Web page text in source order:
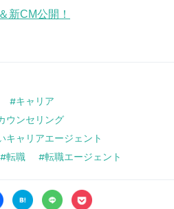
新CM公開！
キャリア
ウンセリング
キャリアエージェント
転職 転職エージェント